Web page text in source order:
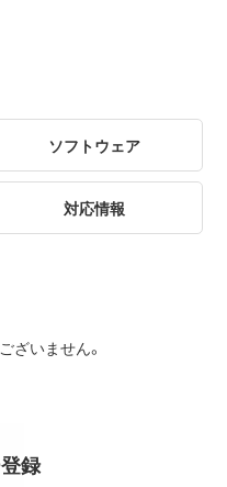
ソフトウェア
対応情報
ざいません。
録